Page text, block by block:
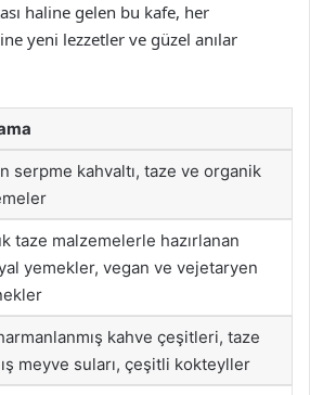
haline gelen bu kafe, her
yeni lezzetler ve güzel anılar
serpme kahvaltı, taze ve organik
taze malzemelerle hazırlanan
yemekler, vegan ve vejetaryen
kahve çeşitleri, taze
meyve suları, çeşitli kokteyller